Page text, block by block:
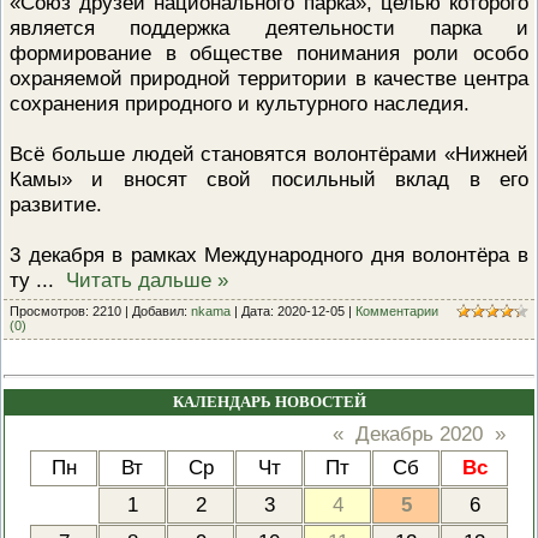
ПРОВЕРОЧНЫЙ ЛИСТ,
ПРИМЕНЯЕМЫЙ ПРИ
ОСУЩЕСТВЛЕНИИ
ГОСУДАРСТВЕННОГО
ОБЛАСТИ ОХРАНЫ И
ИСПОЛЬЗОВАНИЯ ООПТ
ПРОГРАММА ПРОФИЛАКТИКИ
РИСКОВ ПРИЧИНЕНИЯ
ПЛАН ПРОВЕДЕНИЯ
ИСЧЕРПЫВАЮЩИЙ
ЗАПРАШИВАТЬСЯ
(НАДЗОРНЫМ) ОРГАНОМ У
является поддержка деятельности парка и
формирование в обществе понимания роли особо
охраняемой природной территории в качестве центра
сохранения природного и культурного наследия.
Всё больше людей становятся волонтёрами «Нижней
Камы» и вносят свой посильный вклад в его
развитие.
3 декабря в рамках Международного дня волонтёра в
ту ... Читать дальше »
Просмотров: 2210 | Добавил: nkama | Дата: 2020-12-05 | Комментарии
(0)
КАЛЕНДАРЬ НОВОСТЕЙ
« Декабрь 2020 »
Пн
Вт Ср Чт Пт Сб
Вс
1
2 3 4 5
6